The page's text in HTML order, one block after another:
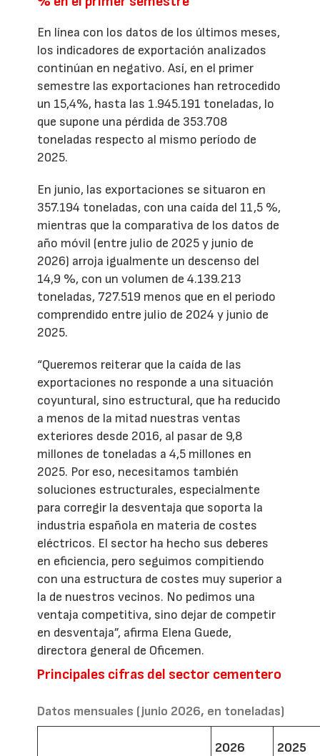
En línea con los datos de los últimos meses,
los indicadores de exportación analizados
continúan en negativo. Así, en el primer
semestre las exportaciones han retrocedido
un 15,4%, hasta las 1.945.191 toneladas, lo
que supone una pérdida de 353.708
toneladas respecto al mismo período de
2025.
En junio, las exportaciones se situaron en
357.194 toneladas, con una caída del 11,5 %,
mientras que la comparativa de los datos de
año móvil (entre julio de 2025 y junio de
2026) arroja igualmente un descenso del
14,9 %, con un volumen de 4.139.213
toneladas, 727.519 menos que en el periodo
comprendido entre julio de 2024 y junio de
2025.
“Queremos reiterar que la caída de las
exportaciones no responde a una situación
coyuntural, sino estructural, que ha reducido
a menos de la mitad nuestras ventas
exteriores desde 2016, al pasar de 9,8
millones de toneladas a 4,5 millones en
2025. Por eso, necesitamos también
soluciones estructurales, especialmente
para corregir la desventaja que soporta la
industria española en materia de costes
eléctricos. El sector ha hecho sus deberes
en eficiencia, pero seguimos compitiendo
con una estructura de costes muy superior a
la de nuestros vecinos. No pedimos una
ventaja competitiva, sino dejar de competir
en desventaja”, afirma Elena Guede,
directora general de Oficemen.
Principales cifras del sector cementero
Datos mensuales (junio 2026, en toneladas)
2026 2025